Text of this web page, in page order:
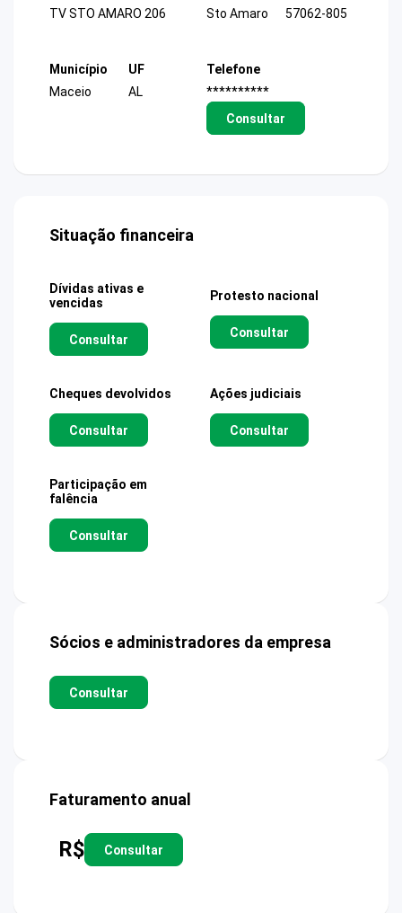
TV STO AMARO 206
Sto Amaro
57062-805
Município
Maceio
UF
AL
Telefone
**********
Consultar
Situação financeira
Dívidas ativas e
vencidas
Consultar
Protesto nacional
Consultar
Cheques devolvidos
Consultar
Ações judiciais
Consultar
Participação em
falência
Consultar
Sócios e administradores da empresa
Consultar
Faturamento anual
R$ Consultar